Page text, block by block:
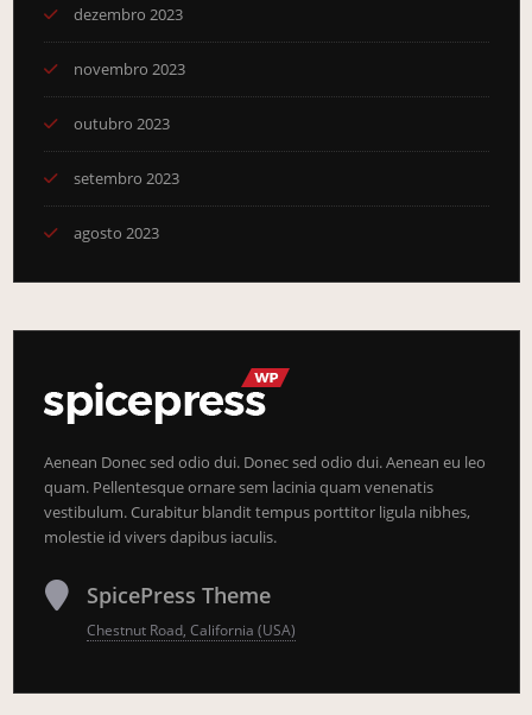
dezembro 2023
novembro 2023
outubro 2023
setembro 2023
agosto 2023
Aenean Donec sed odio dui. Donec sed odio dui. Aenean eu leo
quam. Pellentesque ornare sem lacinia quam venenatis
vestibulum. Curabitur blandit tempus porttitor ligula nibhes,
molestie id vivers dapibus iaculis.
SpicePress Theme
Chestnut Road, California (USA)